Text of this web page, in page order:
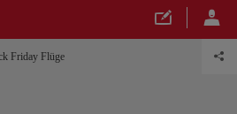
Friday Flüge